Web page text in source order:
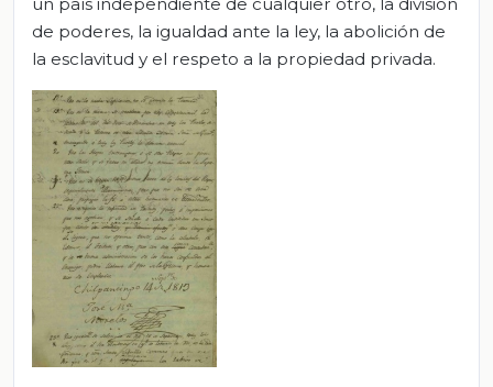
de poderes, la igualdad ante la ley, la abolición de
la esclavitud y el respeto a la propiedad privada.